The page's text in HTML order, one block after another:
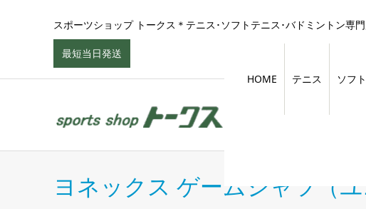
スポーツショップ トークス＊テニス･ソフトテニス･バドミントン専
最短当日発送
HOME テニス ソフ
ヨネックス ゲームシャツ（ユ